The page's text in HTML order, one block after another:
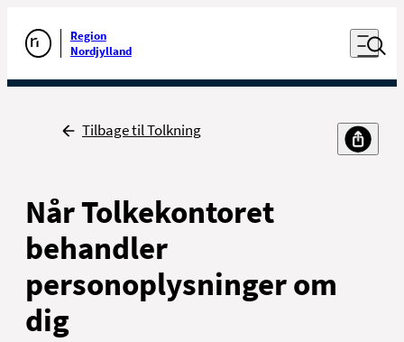
Gå til forsiden
Region
Nordjylland
Åben
Udfør søgning
Tilbage
Tilbage til Tolkning
Når Tolkekontoret
behandler
personoplysninger om
dig